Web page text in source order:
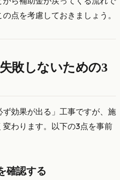
点を考慮しておきましょう。
敗しないための3
効果が出る」工事ですが、施
わります。以下の3点を事前
確認する